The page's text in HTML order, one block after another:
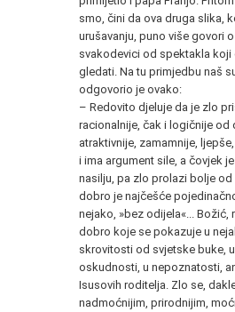
smo, čini da ova druga slika,
urušavanju, puno više govori
svakodevici od spektakla koji
gledati. Na tu primjedbu naš
odgovorio je ovako:
– Redovito djeluje da je zlo
racionalnije, čak i logičnije od
atraktivnije, zamamnije,
i ima argument sile, a čovjek
nasilju, pa zlo prolazi bolje od
dobro je najčešće
nejako, »bez odijela«... Božić,
dobro koje se pokazuje u
skrovitosti od svjetske buke,
oskudnosti, u nepoznatosti,
Isusovih roditelja. Zlo se,
nadmoćnijim, prirodnijim,